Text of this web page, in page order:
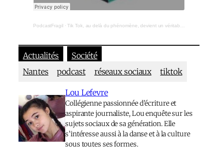
PodcastFragil·Tik Tok, au delà du phénomène, devient un véritable enjeu géopolitique
Actualités
Société
Nantes
podcast réseaux sociaux tiktok
Lou Lefevre
Collégienne passionnée d’écriture et
aspirante journaliste, Lou enquête sur les
sujets sociaux de sa génération. Elle
s’intéresse aussi à la danse et à la culture
sous toutes ses formes.